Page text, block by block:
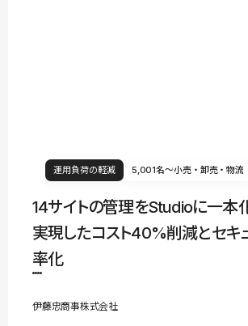
運用負荷の軽減 5,001名〜小売・卸売・物流
14サイトの管理をStudioに一本
実現したコスト40%削減とセキ
率化
伊藤忠商事株式会社